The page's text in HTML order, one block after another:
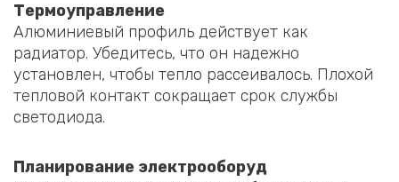
Термоуправление
Алюминиевый профиль действует как
радиатор. Убедитесь, что он надежно
установлен, чтобы тепло рассеивалось. Плохой
тепловой контакт сокращает срок службы
светодиода.
Планирование электрооборуд